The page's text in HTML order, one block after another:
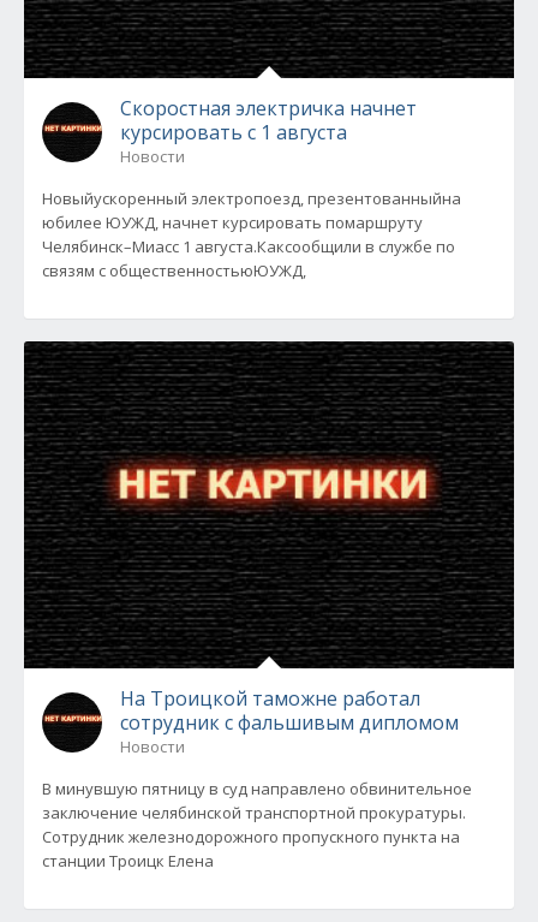
Скоростная электричка начнет
курсировать с 1 августа
Новости
Новыйускоренный электропоезд, презентованныйна
юбилее ЮУЖД, начнет курсировать помаршруту
Челябинск–Миасс 1 августа.Каксообщили в службе по
связям с общественностьюЮУЖД,
На Троицкой таможне работал
сотрудник с фальшивым дипломом
Новости
В минувшую пятницу в суд направлено обвинительное
заключение челябинской транспортной прокуратуры.
Сотрудник железнодорожного пропускного пункта на
станции Троицк Елена